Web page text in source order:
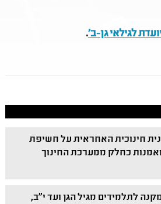
לגילאי גן-ב'.
חינוכית האחראית על חשיפת
כחלק ממערכת החינוך
לתלמידים מגיל הגן ועד י"ב,